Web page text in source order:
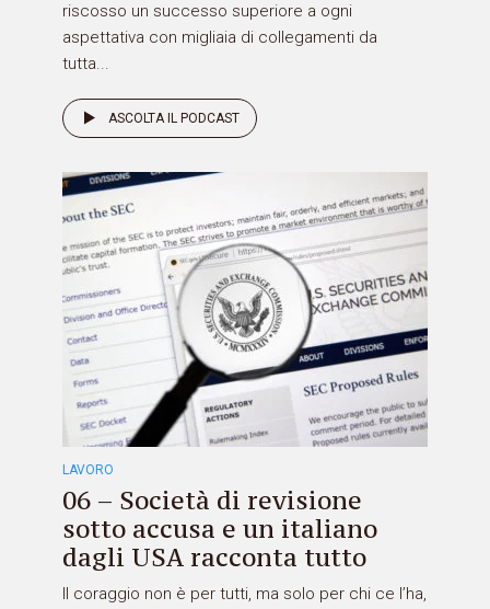
riscosso un successo superiore a ogni
aspettativa con migliaia di collegamenti da
tutta...
ASCOLTA IL PODCAST
LAVORO
06 – Società di revisione
sotto accusa e un italiano
dagli USA racconta tutto
Il coraggio non è per tutti, ma solo per chi ce l’ha,